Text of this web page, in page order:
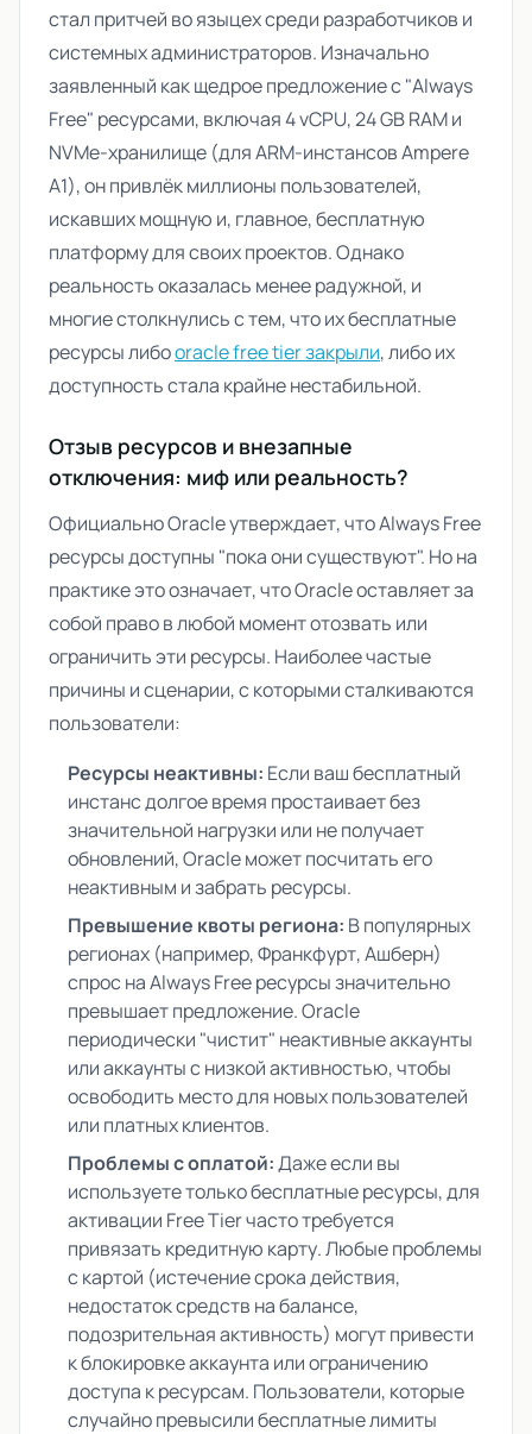
стал притчей во языцех среди разработчиков и
системных администраторов. Изначально
заявленный как щедрое предложение с "Always
Free" ресурсами, включая 4 vCPU, 24 GB RAM и
NVMe-хранилище (для ARM-инстансов Ampere
A1), он привлёк миллионы пользователей,
искавших мощную и, главное, бесплатную
платформу для своих проектов. Однако
реальность оказалась менее радужной, и
многие столкнулись с тем, что их бесплатные
ресурсы либоoracle free tier закрыли, либо их
доступность стала крайне нестабильной.
Отзыв ресурсов и внезапные
отключения: миф или реальность?
Официально Oracle утверждает, что Always Free
ресурсы доступны "пока они существуют". Но на
практике это означает, что Oracle оставляет за
собой право в любой момент отозвать или
ограничить эти ресурсы. Наиболее частые
причины и сценарии, с которыми сталкиваются
пользователи:
Ресурсы неактивны: Если ваш бесплатный
инстанс долгое время простаивает без
значительной нагрузки или не получает
обновлений, Oracle может посчитать его
неактивным и забрать ресурсы.
Превышение квоты региона: В популярных
регионах (например, Франкфурт, Ашберн)
спрос на Always Free ресурсы значительно
превышает предложение. Oracle
периодически "чистит" неактивные аккаунты
или аккаунты с низкой активностью, чтобы
освободить место для новых пользователей
или платных клиентов.
Проблемы с оплатой:Даже если вы
используете только бесплатные ресурсы, для
активации Free Tier часто требуется
привязать кредитную карту. Любые проблемы
с картой (истечение срока действия,
недостаток средств на балансе,
подозрительная активность) могут привести
к блокировке аккаунта или ограничению
доступа к ресурсам. Пользователи, которые
случайно превысили бесплатные лимиты